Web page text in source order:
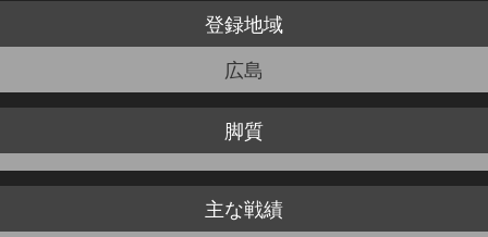
登録地域
広島
脚質
主な戦績